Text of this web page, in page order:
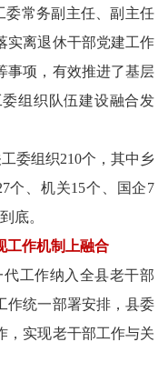
委常务副主任、副主任
实离退休干部党建工作
事项，有效推进了基层
组织队伍建设融合发
委组织210个，其中乡
个、机关15个、国企7
底。
工作机制上融合
工作纳入全县老干部
作统一部署安排，县委
，实现老干部工作与关